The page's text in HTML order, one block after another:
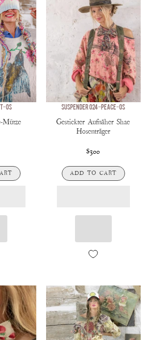
OS
Mütze
SUSPENDER 024-PEACE-OS
Gestickter Aufnäher Shae
Hosenträger
$300
ADD TO CART